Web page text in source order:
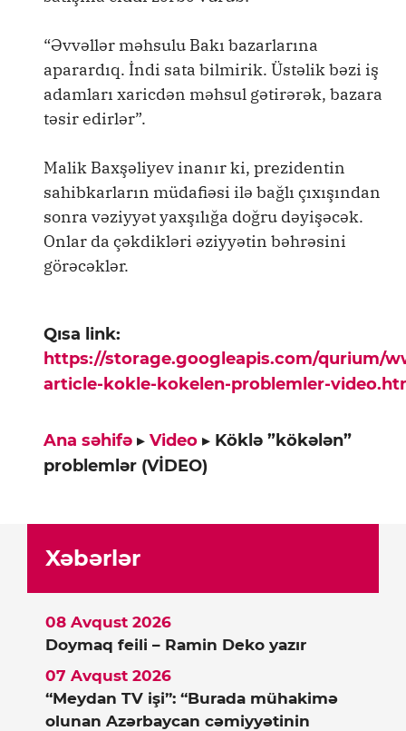
“Əvvəllər məhsulu Bakı bazarlarına
aparardıq. İndi sata bilmirik. Üstəlik bəzi iş
adamları xaricdən məhsul gətirərək, bazara
təsir edirlər”.
Malik Baxşəliyev inanır ki, prezidentin
sahibkarların müdafiəsi ilə bağlı çıxışından
sonra vəziyyət yaxşılığa doğru dəyişəcək.
Onlar da çəkdikləri əziyyətin bəhrəsini
görəcəklər.
Qısa link:
https://storage.googleapis.com/qurium/
article-kokle-kokelen-problemler-
Ana səhifə ▸ Video ▸ Köklə ”kökələn”
problemlər (VİDEO)
Xəbərlər
Doymaq feili – Ramin Deko yazır
08 Avqust 2026
“Meydan TV işi”: “Burada mühakimə
olunan Azərbaycan cəmiyyətinin
07 Avqust 2026